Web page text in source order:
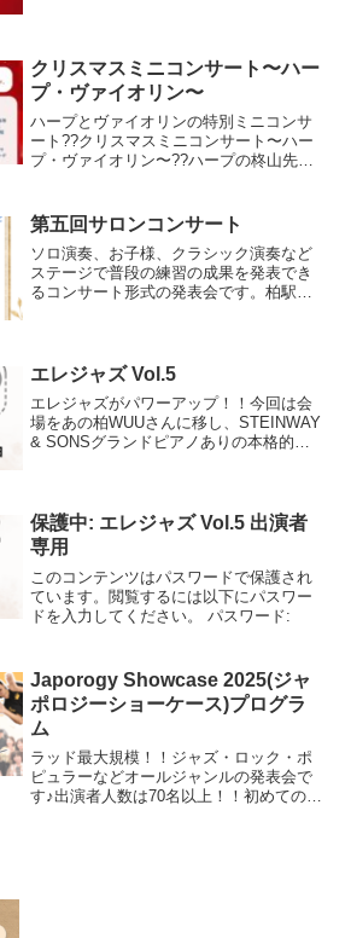
人と一緒に遊びに...
クリスマスミニコンサート〜ハー
プ・ヴァイオリン〜
ハープとヴァイオリンの特別ミニコンサ
ート??クリスマスミニコンサート〜ハー
プ・ヴァイオリン〜??ハープの柊山先生
聴きましょう♪15席限定となりますのでご
観覧ご希望の方...
第五回サロンコンサート
ソロ演奏、お子様、クラシック演奏など
ステージで普段の練習の成果を発表でき
るコンサート形式の発表会です。柏駅す
ます。入場無料...
エレジャズ Vol.5
エレジャズがパワーアップ！！今回は会
場をあの柏WUUさんに移し、STEINWAY
& SONSグランドピアノありの本格的な
保護中: エレジャズ Vol.5 出演者
専用
このコンテンツはパスワードで保護され
ています。閲覧するには以下にパスワー
ドを入力してください。 パスワード:
Japorogy Showcase 2025(ジャ
ポロジーショーケース)プログラ
ム
ラッド最大規模！！ジャズ・ロック・ポ
ピュラーなどオールジャンルの発表会で
す♪出演者人数は70名以上！！初めての生